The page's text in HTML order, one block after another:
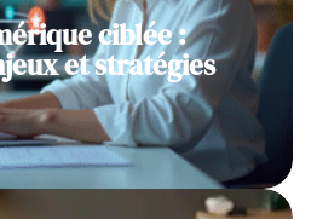
ciblée :
et stratégies